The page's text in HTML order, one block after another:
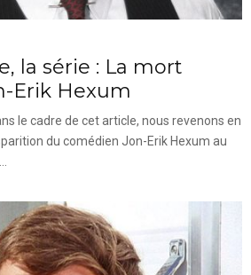
la série : La mort
Erik Hexum
le cadre de cet article, nous revenons en
du comédien Jon-Erik Hexum au